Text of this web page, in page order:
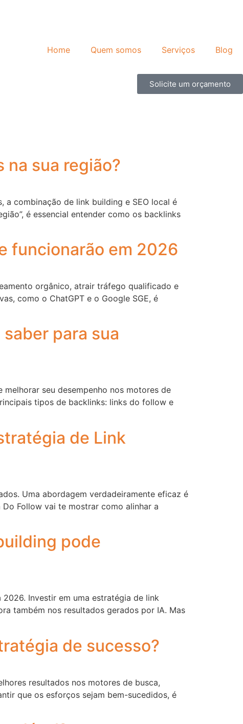
Home Quem somos Serviços Blog
Solicite um orçamento
na sua região?
a combinação de link building e SEO local é
é essencial entender como os backlinks
funcionarão em 2026
orgânico, atrair tráfego qualificado e
como o ChatGPT e o Google SGE, é
para sua
seu desempenho nos motores de
tipos de backlinks: links do follow e
de Link
Uma abordagem verdadeiramente eficaz é
Follow vai te mostrar como alinhar a
pode
Investir em uma estratégia de link
também nos resultados gerados por IA. Mas
de sucesso?
resultados nos motores de busca,
que os esforços sejam bem-sucedidos, é